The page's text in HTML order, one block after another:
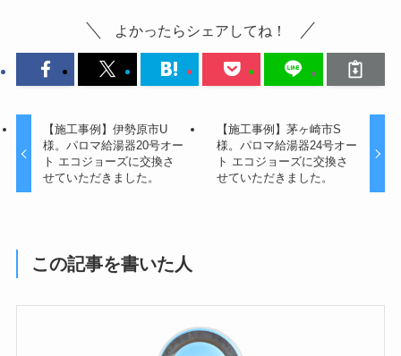
よかったらシェアしてね！
【施工事例】伊勢原市U
様。パロマ給湯器20号オー
ト エコジョーズに交換さ
せていただきました。
【施工事例】茅ヶ崎市S
様。パロマ給湯器24号オー
ト エコジョーズに交換さ
せていただきました。
この記事を書いた人